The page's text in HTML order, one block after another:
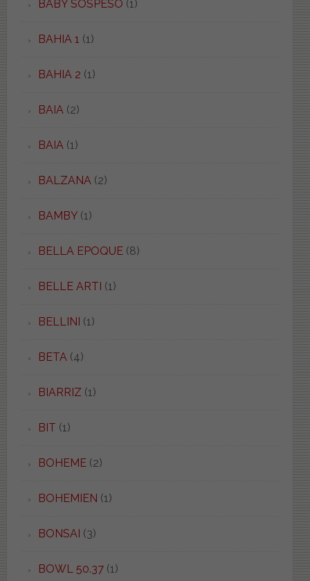
BABY SOSPESO (1)
BAHIA 1 (1)
BAHIA 2 (1)
BAIA (2)
BAIA (1)
BALZANA (2)
BAMBY(1)
BELLA EPOQUE(8)
BELLE ARTI (1)
BELLINI (1)
BETA (4)
BIARRIZ (1)
BIT (1)
BOHEME(2)
BOHEMIEN (1)
BONSAI (3)
BOWL 50.37(1)